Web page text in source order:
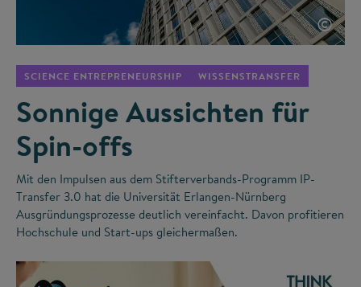
©
SCIENCE ENTREPRENEURSHIP WISSENSTRANSFER
Sonnige Aussichten für
Spin-offs
Mit den Impulsen aus dem Stifterverbands-Programm IP-
Transfer 3.0 hat die Universität Erlangen-Nürnberg
Ausgründungsprozesse deutlich vereinfacht. Davon profitieren
Hochschule und Start-ups gleichermaßen.